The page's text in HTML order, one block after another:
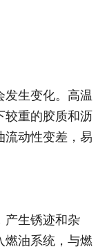
发生变化。高温
较重的胶质和沥
流动性变差，易
产生锈迹和杂
燃油系统，与燃